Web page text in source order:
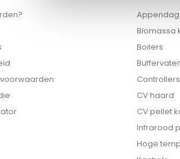
Biomassa
Boilers
Controllers
CV haard
CV pellet
Infrarood
Hoge